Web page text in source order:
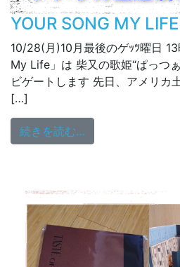
YOUR SONG MY
10/28(月)10月最後のゲｯﾂ曜日
My Life」は 柴又の歌姫“ぱっつ
ビゲートします 先日、アメリカ
[…]
続きを読む…